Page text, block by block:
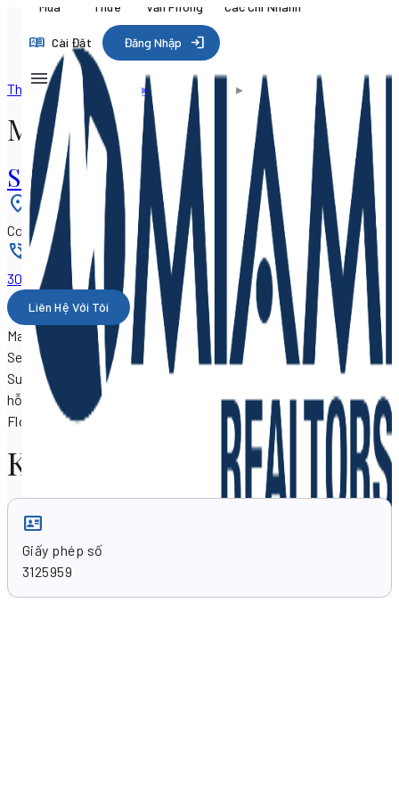
Mua Thuê Văn Phòng Các Chi Nhánh
Cài Đặt Đăng Nhập
Thư mục chuyên môn ▸Các chi nhánh ▸ Mariana Niro
Mariana Niro
Serhant
Vị trí:
Coconut Grove, Florida 33133, HOA KỲ
Điện thoại:
305-323-xxxx
Liên Hệ Với Tôi
Mariana Niro là một đại lý bất động sản vớiSF Property
Search, chuyên hoạt động tại
Serhant
at3390 Mary Street,
Suite 116, Coconut Grove, Florida 33133.
Mariana Niro có thể
hỗ trợ bạn về các nhu cầu bất động sản tạiCoconut Grove,
Florida 33133, HOA KỲ.
Kỹ năng chuyên môn
Giấy phép số
3125959